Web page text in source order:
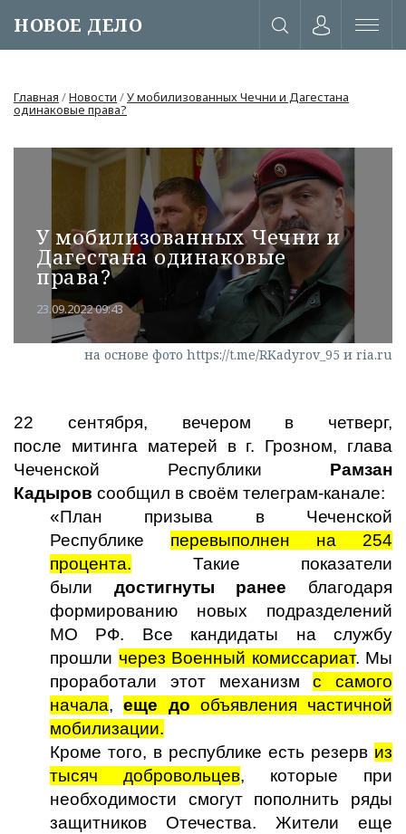
НОВОЕ ДЕЛО
или через соц. сети
Главная /Новости /У мобилизованных Чечни и Дагестана
одинаковые права?
У мобилизованных Чечни и
Дагестана одинаковые
права?
23.09.2022 09:43
на основе фото https://t.me/RKadyrov_95 и ria.ru
22 сентября, вечером в четверг,
после митинга матерей в г. Грозном, глава
Чеченской Республики Рамзан
Кадыров сообщил в своём телеграм-канале:
«План призыва в Чеченской
Республике перевыполнен на 254
процента. Такие показатели
были достигнуты ранее благодаря
формированию новых подразделений
МО РФ. Все кандидаты на службу
прошли через Военный комиссариат. Мы
проработали этот механизмс самого
начала,еще до объявления частичной
мобилизации.
Кроме того, в республике есть резерв из
тысяч добровольцев, которые при
необходимости смогут пополнить ряды
защитников Отечества. Жители еще